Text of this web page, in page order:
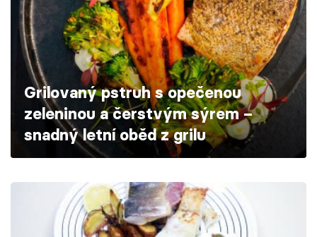
Škola vaření
Recepty z TV
Speciál: Cuketa
Těhotnej kuchař
Přihlášení
Grilovaný pstruh s opečenou
zeleninou a čerstvým sýrem –
snadný letní oběd z grilu